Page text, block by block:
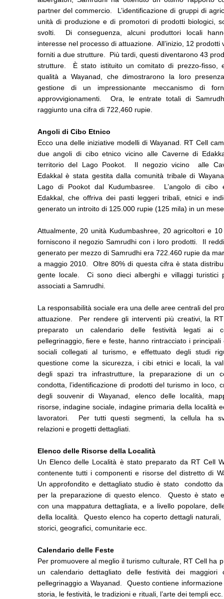
partner del commercio. L’identificazione di gruppi di
unità di produzione e di promotori di prodotti biologici,
svolti. Di conseguenza, alcuni produttori locali
interesse nel processo di attuazione. All’inizio, 12 prodotti
forniti a due strutture. Più tardi, questi diventarono 43
strutture. È stato istituito un comitato di prezzo-fisso,
qualità a Wayanad, che dimostrarono la loro
gestione di un impressionante meccanismo di
approvvigionamenti. Ora, le entrate totali di
raggiunto una cifra di 722,460 rupie.
Angoli di Cibo Etnico
Ecco una delle iniziative modelli di Wayanad. RT Cell
due angoli di cibo etnico vicino alle Caverne di
territorio del Lago Pookot. Il negozio vicino alle
Edakkal è stata gestita dalla comunità tribale di
Lago di Pookot dal Kudumbasree. L’angolo di cibo
Edakkal, che offriva dei pasti leggeri tribali, etnici e
generato un introito di 125.000 rupie (125 mila) in un
Attualmente, 20 unità Kudumbashree, 20 agricoltori e
forniscono il negozio Samrudhi con i loro prodotti. Il
generato per mezzo di Samrudhi era 722.460 rupie da
a maggio 2010. Oltre 80% di questa cifra è stata
gente locale. Ci sono dieci alberghi e villaggi turistici
associati a Samrudhi.
La responsabilità sociale era una delle aree centrali del
attuazione. Per rendere gli interventi più creativi, la
preparato un calendario delle festività legati ai
pellegrinaggio, fiere e feste, hanno rintracciato i principali
sociali collegati al turismo, e effettuato degli studi
questione come la sicurezza, i cibi etnici e locali, la
degli spazi tra infrastrutture, la preparazione di un
condotta, l’identificazione di prodotti del turismo in loco,
degli souvenir di Wayanad, elenco delle località,
risorse, indagine sociale, indagine primaria della località
lavoratori. Per tutti questi segmenti, la cellula ha
relazioni e progetti dettagliati.
Elenco delle Risorse della Località
Un Elenco delle Località è stato preparato da RT Cell
contenente tutti i componenti e risorse del distretto di
Un approfondito e dettagliato studio è stato condotto
per la preparazione di questo elenco. Questo è stato
con una mappatura dettagliata, e a livello popolare,
della località. Questo elenco ha coperto dettagli naturali,
storici, geografici, comunitarie ecc.
Calendario delle Feste
Per promuovere al meglio il turismo culturale, RT Cell ha
un calendario dettagliato delle festività dei maggiori
pellegrinaggio a Wayanad. Questo contiene
storia, le festività, le tradizioni e rituali, l’arte dei templi